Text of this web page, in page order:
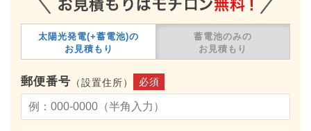
太陽光発電(+蓄電池)の
お見積もり
蓄電池のみの
お見積もり
郵便番号 （設置住所） 必須